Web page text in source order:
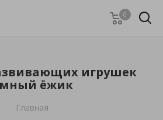
0
игрушек
ёжик
Главная